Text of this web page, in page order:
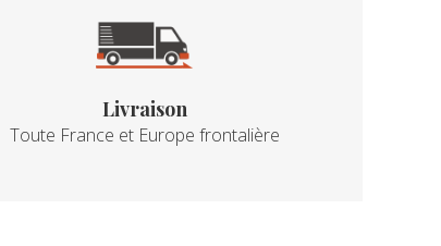
Livraison
Toute France et Europe frontalière